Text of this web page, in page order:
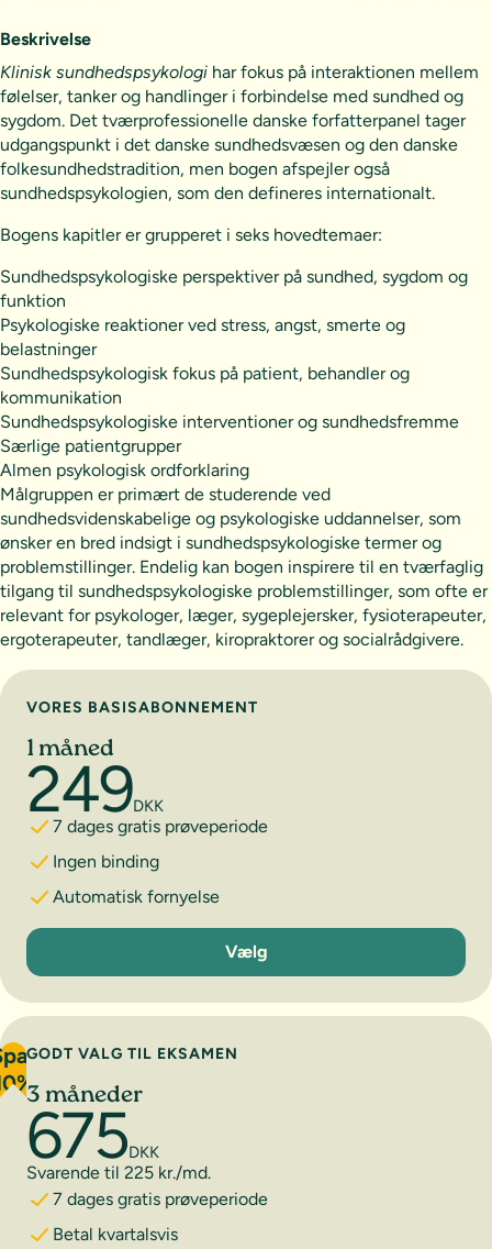
Beskrivelse
Klinisk sundhedspsykologi har fokus på interaktionen mellem
følelser, tanker og handlinger i forbindelse med sundhed og
sygdom. Det tværprofessionelle danske forfatterpanel tager
udgangspunkt i det danske sundhedsvæsen og den danske
folkesundhedstradition, men bogen afspejler også
sundhedspsykologien, som den defineres internationalt.
Bogens kapitler er grupperet i seks hovedtemaer:
Sundhedspsykologiske perspektiver på sundhed, sygdom og
funktion
Psykologiske reaktioner ved stress, angst, smerte og
belastninger
Sundhedspsykologisk fokus på patient, behandler og
kommunikation
Sundhedspsykologiske interventioner og sundhedsfremme
Særlige patientgrupper
Almen psykologisk ordforklaring
Målgruppen er primært de studerende ved
sundhedsvidenskabelige og psykologiske uddannelser, som
ønsker en bred indsigt i sundhedspsykologiske termer og
problemstillinger. Endelig kan bogen inspirere til en tværfaglig
tilgang til sundhedspsykologiske problemstillinger, som ofte er
relevant for psykologer, læger, sygeplejersker, fysioterapeuter,
ergoterapeuter, tandlæger, kiropraktorer og socialrådgivere.
Vælg abonnement
VORES BASISABONNEMENT
1 måned
249DKK
7 dages gratis prøveperiode
Ingen binding
Automatisk fornyelse
1 måned
Vælg
GODT VALG TIL EKSAMEN
3 måneder
675DKK
Svarende til 225 kr./md.
7 dages gratis prøveperiode
Betal kvartalsvis